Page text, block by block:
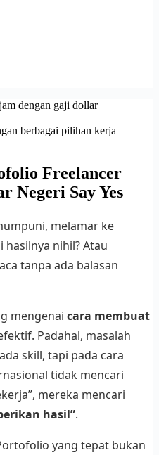
berbagai pilihan kerja
Freelancer
Negeri Say Yes
melamar ke
nihil? Atau
tanpa ada balasan
mengenai cara membuat
Padahal, masalah
skill, tapi pada cara
tidak mencari
mereka mencari
hasil”.
yang tepat bukan